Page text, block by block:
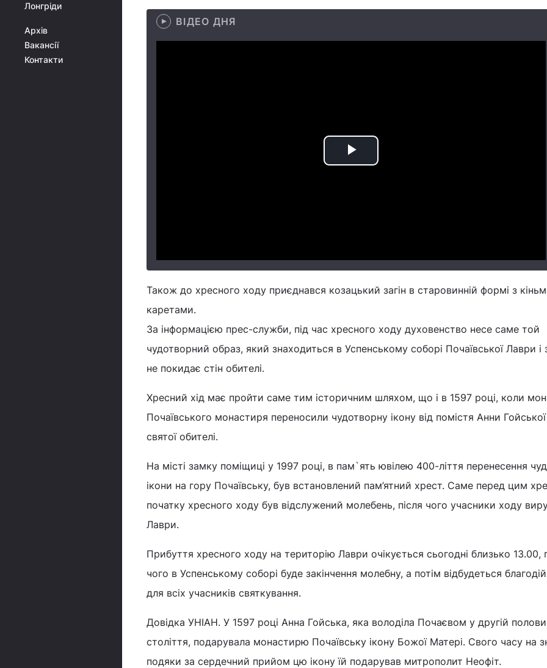
Лонгріди
Архів
Вакансії
Контакти
ВІДЕО ДНЯ
Play
Також до хресного ходу приєднався козацький загін в старовинній формі з
каретами.
За інформацією прес-служби, під час хресного ходу духовенство несе саме той
чудотворний образ, який знаходиться в Успенському соборі Почаївської Лаври і
не покидає стін обителі.
Хресний хід має пройти саме тим історичним шляхом, що і в 1597 році, коли
Почаївського монастиря переносили чудотворну ікону від помістя Анни
святої обителі.
На місті замку поміщиці у 1997 році, в пам`ять ювілею 400-ліття перенесення
ікони на гору Почаївську, був встановлений пам’ятний хрест. Саме перед цим
початку хресного ходу був відслужений молебень, після чого учасники ходу
Лаври.
Прибуття хресного ходу на територію Лаври очікується сьогодні близько 13.00,
чого в Успенському соборі буде закінчення молебну, а потім відбудеться
для всіх учасників святкування.
Довідка УНІАН. У 1597 році Анна Гойська, яка володіла Почаєвом у другій
століття, подарувала монастирю Почаївську ікону Божої Матері. Свого часу на
подяки за сердечний прийом цю ікону їй подарував митрополит Неофіт.